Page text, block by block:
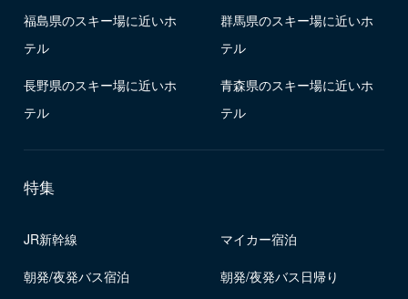
福島県のスキー場に近いホ
テル
群馬県のスキー場に近いホ
テル
長野県のスキー場に近いホ
テル
青森県のスキー場に近いホ
テル
特集
JR新幹線 マイカー宿泊
朝発/夜発バス宿泊 朝発/夜発バス日帰り